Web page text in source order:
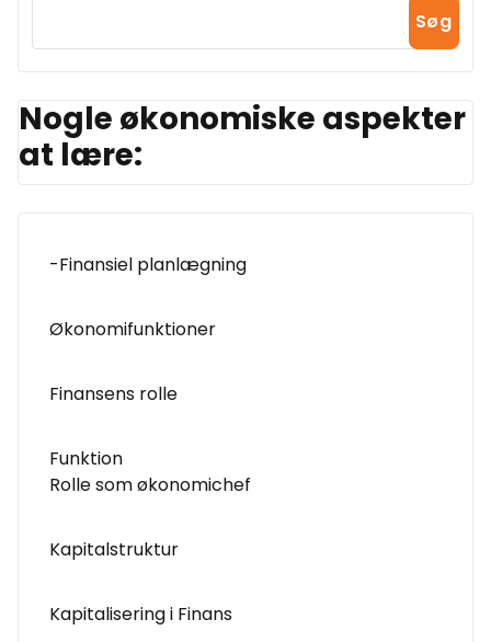
Søg
Nogle økonomiske aspekter
at lære:
-Finansiel planlægning
Økonomifunktioner
Finansens rolle
Funktion
Rolle som økonomichef
Kapitalstruktur
Kapitalisering i Finans